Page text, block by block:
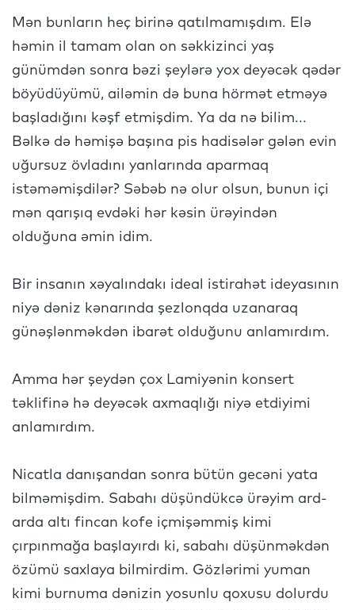
Mən bunların heç birinə qatılmamışdım. Elə
həmin il tamam olan on səkkizinci yaş
günümdən sonra bəzi şeylərə yox deyəcək qədər
böyüdüyümü, ailəmin də buna hörmət etməyə
başladığını kəşf etmişdim. Ya da nə bilim...
Bəlkə də həmişə başına pis hadisələr gələn evin
uğursuz övladını yanlarında aparmaq
istəməmişdilər? Səbəb nə olur olsun, bunun içi
mən qarışıq evdəki hər kəsin ürəyindən
olduğuna əmin idim.
Bir insanın xəyalındakı ideal istirahət ideyasının
niyə dəniz kənarında şezlonqda uzanaraq
günəşlənməkdən ibarət olduğunu anlamırdım.
Amma hər şeydən çox Lamiyənin konsert
təklifinə hə deyəcək axmaqlığı niyə etdiyimi
anlamırdım.
Nicatla danışandan sonra bütün gecəni yata
bilməmişdim. Sabahı düşündükcə ürəyim ard-
arda altı fincan kofe içmişəmmiş kimi
çırpınmağa başlayırdı ki, sabahı düşünməkdən
özümü saxlaya bilmirdim. Gözlərimi yuman
kimi burnuma dənizin yosunlu qoxusu dolurdu